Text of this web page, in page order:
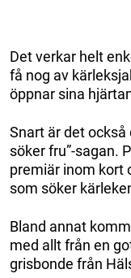
Det verkar helt
få nog av
öppnar sina
Snart är det också
söker fru”-sagan.
premiär inom kort
som söker
Bland annat
med allt från en
grisbonde från